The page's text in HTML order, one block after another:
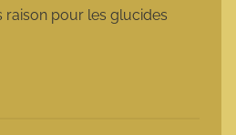
raison pour les glucides